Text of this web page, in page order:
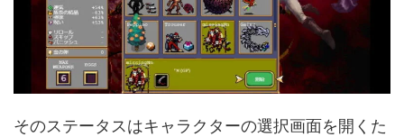
そのステータスはキャラクターの選択画面を開くた